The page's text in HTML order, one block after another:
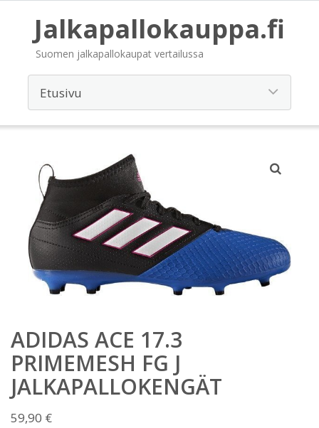
Jalkapallokauppa.fi
Suomen jalkapallokaupat vertailussa
ADIDAS ACE 17.3
PRIMEMESH FG J
JALKAPALLOKENGÄT
59,90 €